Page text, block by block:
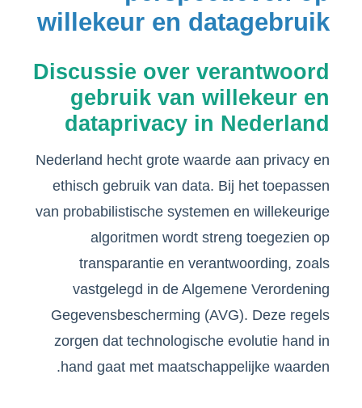
willekeur en datagebruik
Discussie over verantwoord
gebruik van willekeur en
dataprivacy in Nederland
Nederland hecht grote waarde aan privacy en
ethisch gebruik van data. Bij het toepassen
van probabilistische systemen en willekeurige
algoritmen wordt streng toegezien op
transparantie en verantwoording, zoals
vastgelegd in de Algemene Verordening
Gegevensbescherming (AVG). Deze regels
zorgen dat technologische evolutie hand in
hand gaat met maatschappelijke waarden.